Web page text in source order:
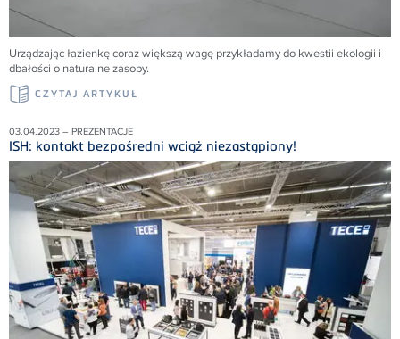
Urządzając łazienkę coraz większą wagę przykładamy do kwestii ekologii i
dbałości o naturalne zasoby.
CZYTAJ ARTYKUŁ
03.04.2023 – PREZENTACJE
ISH: kontakt bezpośredni wciąż niezastąpiony!